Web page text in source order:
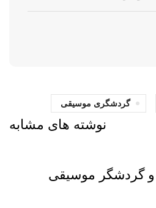
گردشگری موسیقی
نوشته های مشابه
گردشگر موسيقی